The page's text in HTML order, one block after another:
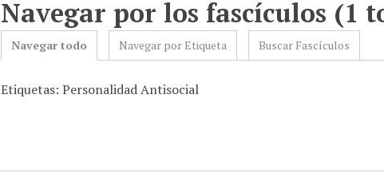
Navegar por los fascículos (1
Navegar todo Navegar por Etiqueta Buscar Fascículos
Etiquetas: Personalidad Antisocial